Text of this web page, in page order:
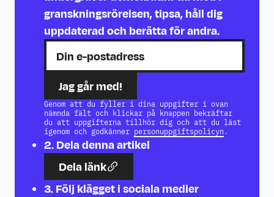
granskningsrörelsen, tipsa, håll dig
uppdaterad och berätta för andra.
Genom att du fyller i dina uppgifter i ovan
nämnda fält och klickar på knappen bekräftar
du att uppgifterna tillhör dig och att du läst
igenom och godkänner personuppgiftspolicyn .
2. Dela denna artikel
Dela länk
3. Följ klägget i sociala medier